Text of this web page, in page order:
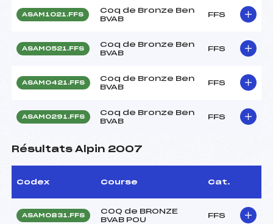
ASAM1021.FFS
Coq de Bronze Ben
BVAB
FFS
ASAM0521.FFS
Coq de Bronze Ben
BVAB
FFS
ASAM0421.FFS
Coq de Bronze Ben
BVAB
FFS
ASAM0291.FFS
Coq de Bronze Ben
BVAB
FFS
Résultats Alpin 2007
Codex Course Cat.
ASAM0831.FFS
COQ de BRONZE
BVAB POU
FFS